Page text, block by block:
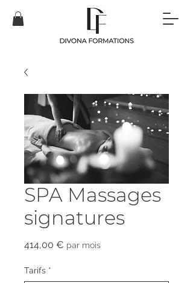
SPA Massages
signatures
414,00 € Prix
par mois
Tarifs *